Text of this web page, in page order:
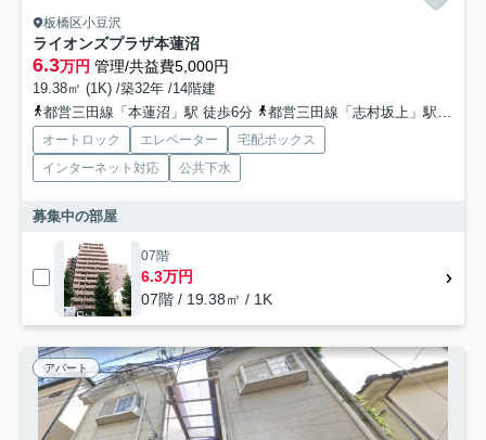
板橋区小豆沢
ライオンズプラザ本蓮沼
6.3万円 管理/共益費5,000円
19.38㎡ (1K) /築32年 /14階建
都営三田線「本蓮沼」駅 徒歩6分
都営三田線「志村坂上」駅 徒歩7分
オートロック エレベーター
宅配ボックス
インターネット対応
公共下水
募集中の部屋
07階
6.3万円
07階 / 19.38㎡ / 1K
アパート